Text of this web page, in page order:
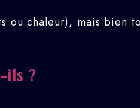
ou chaleur), mais bien
?